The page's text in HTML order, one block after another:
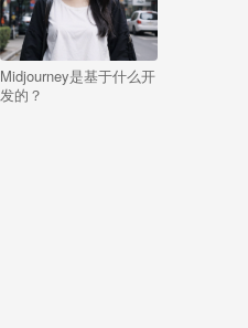
Midjourney是基于什么开
发的？